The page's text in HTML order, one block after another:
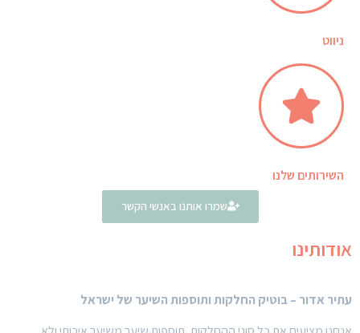
ניווט
השירותים שלנו
שמרו אותנו באנשי הקשר
אודותינו
עתיר אדור – בוטיק החלקות ותוספות השיער של ישראל